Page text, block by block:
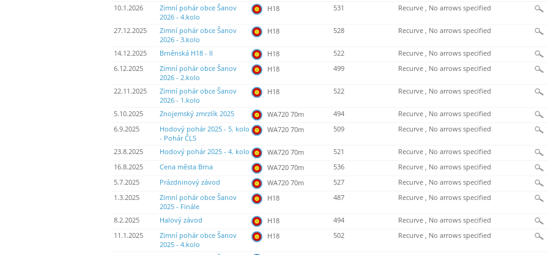
10.1.2026
Zimní pohár obce Šanov
2026 - 4.kolo
H18 531 Recurve , No arrows specified
27.12.2025
Zimní pohár obce Šanov
2026 - 3.kolo
H18 528 Recurve , No arrows specified
14.12.2025 Brněnská H18 - II H18 522
Recurve , No arrows specified
6.12.2025
Zimní pohár obce Šanov
2026 - 2.kolo
H18 499 Recurve , No arrows specified
22.11.2025
Zimní pohár obce Šanov
2026 - 1.kolo
H18 522 Recurve , No arrows specified
5.10.2025 Znojemský zmrzlík 2025 WA720 70m 494
Recurve , No arrows specified
6.9.2025
Hodový pohár 2025 - 5. kolo
- Pohár ČLS
WA720 70m 509 Recurve , No arrows specified
23.8.2025 Hodový pohár 2025 - 4. kolo WA720 70m 521
Recurve , No arrows specified
16.8.2025
Cena města Brna WA720 70m 536
Recurve , No arrows specified
5.7.2025
Prázdninový závod WA720 70m 527
Recurve , No arrows specified
1.3.2025
Zimní pohár obce Šanov
2025 - Finále
H18 487 Recurve , No arrows specified
8.2.2025 Halový závod H18 494
Recurve , No arrows specified
11.1.2025
Zimní pohár obce Šanov
2025 - 4.kolo
H18 502 Recurve , No arrows specified